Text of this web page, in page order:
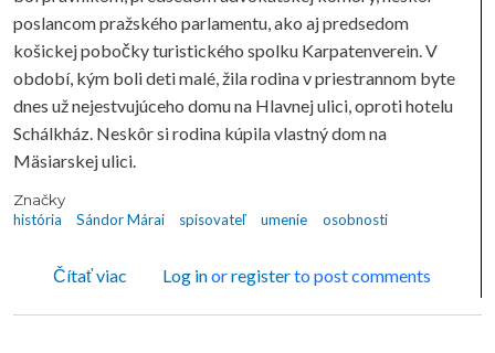
poslancom pražského parlamentu, ako aj predsedom
košickej pobočky turistického spolku Karpatenverein. V
období, kým boli deti malé, žila rodina v priestrannom byte
dnes už nejestvujúceho domu na Hlavnej ulici, oproti hotelu
Schálkház. Neskôr si rodina kúpila vlastný dom na
Mäsiarskej ulici.
Značky
história
Sándor Márai spisovateľ umenie osobnosti
Čítať viaco Sándor Márai
Log inorregisterto post comments